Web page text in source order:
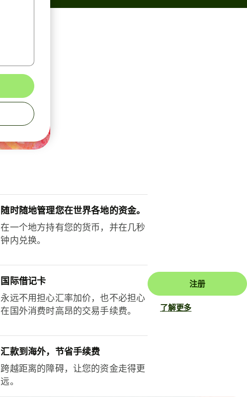
随时随地管理您在世界各地的资金。
在一个地方持有您的货币，并在几秒
钟内兑换。
国际借记卡
永远不用担心汇率加价，也不必担心
在国外消费时高昂的交易手续费。
汇款到海外，节省手续费
跨越距离的障碍，让您的资金走得更
远。
注册
了解更多